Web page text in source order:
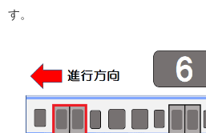
す。